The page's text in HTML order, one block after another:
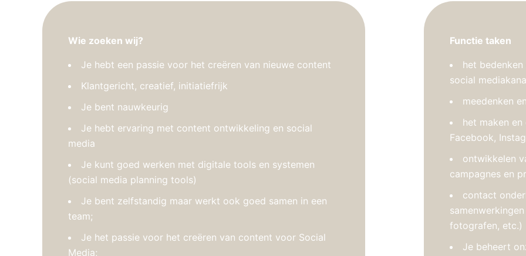
Wie zoeken wij?
Je hebt een passie voor het creëren van nieuwe content
Klantgericht, creatief, initiatiefrijk
Je bent nauwkeurig
Je hebt ervaring met content ontwikkeling en social
media
Je kunt goed werken met digitale tools en systemen
(social media planning tools)
Je bent zelfstandig maar werkt ook goed samen in een
team;
Je het passie voor het creëren van content voor Social
Media;
Functie taken
het
social
meedenken
het maken
Facebook,
ontwikkelen
campagnes en
contact
fotografen, etc.)
Je beheert